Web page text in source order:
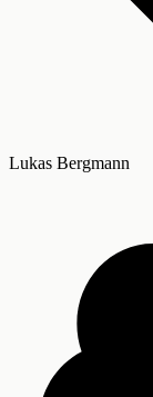
Lukas Bergmann